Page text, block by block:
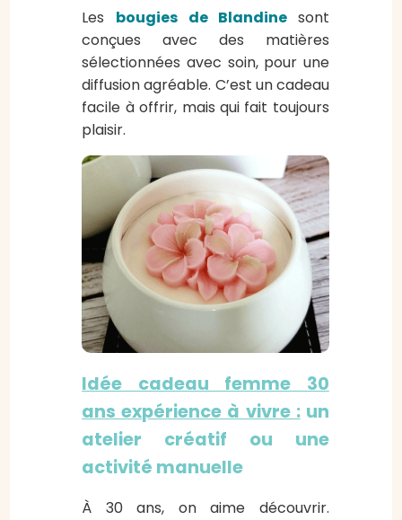
Les bougies de Blandine sont
conçues avec des matières
sélectionnées avec soin, pour une
diffusion agréable. C’est un cadeau
facile à offrir, mais qui fait toujours
plaisir.
Idée cadeau femme 30
ans expérience à vivre :un
atelier créatif ou une
activité manuelle
À 30 ans, on aime découvrir.